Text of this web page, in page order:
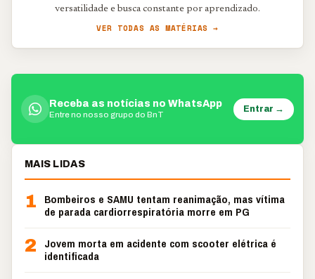
versatilidade e busca constante por aprendizado.
VER TODAS AS MATÉRIAS →
Receba as notícias no WhatsApp
Entre no nosso grupo do BnT
Entrar →
MAIS LIDAS
1
Bombeiros e SAMU tentam reanimação, mas vítima
de parada cardiorrespiratória morre em PG
2
Jovem morta em acidente com scooter elétrica é
identificada